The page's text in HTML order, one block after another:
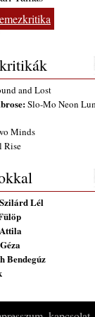
01.
1986-ból -
01.
Gábor és 54
01.
jazz – megjelent a
Rosenwinkel közös
Lewis Jordan-nel a
szülők és
rész: Vörös
and Lost
Slo-Mo Neon
Minds
Rise
Lél
Bendegúz